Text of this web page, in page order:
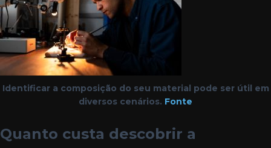
Identificar a composição do seu material pode ser útil em
diversos cenários. Fonte
Quanto custa descobrir a